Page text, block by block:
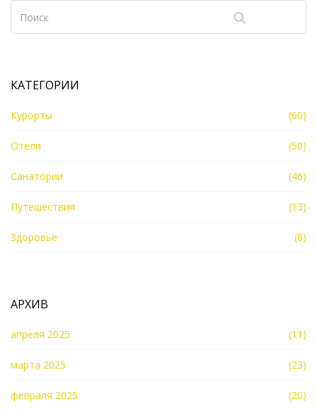
КАТЕГОРИИ
Курорты (60)
Отели (50)
Санатории (46)
Путешествия (13)
Здоровье (6)
АРХИВ
апреля 2025 (11)
марта 2025 (23)
февраля 2025 (20)